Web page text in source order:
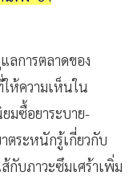
ลการตลาดของ
ห้ความเห็นใน
มซื้อยาระบาย-
ตระหนักรู้เกี่ยวกับ
กับภาวะซึมเศร้าเพิ่ม